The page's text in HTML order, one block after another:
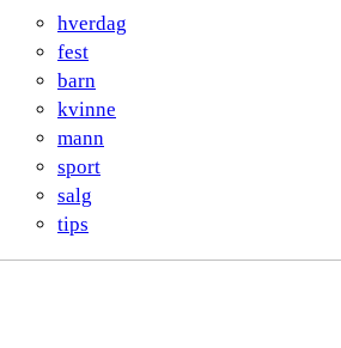
hverdag
fest
barn
kvinne
mann
sport
salg
tips